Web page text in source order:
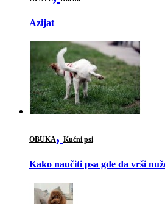
Azijat
OBUKA, Kućni psi
Kako naučiti psa gde da vrši